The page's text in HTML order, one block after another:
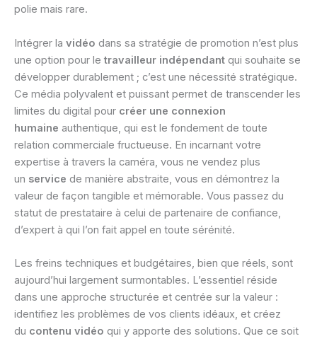
polie mais rare.
Intégrer la vidéo dans sa stratégie de promotion n’est plus
une option pour le travailleur indépendant qui souhaite se
développer durablement ; c’est une nécessité stratégique.
Ce média polyvalent et puissant permet de transcender les
limites du digital pour créer une connexion
humaine authentique, qui est le fondement de toute
relation commerciale fructueuse. En incarnant votre
expertise à travers la caméra, vous ne vendez plus
un service de manière abstraite, vous en démontrez la
valeur de façon tangible et mémorable. Vous passez du
statut de prestataire à celui de partenaire de confiance,
d’expert à qui l’on fait appel en toute sérénité.
Les freins techniques et budgétaires, bien que réels, sont
aujourd’hui largement surmontables. L’essentiel réside
dans une approche structurée et centrée sur la valeur :
identifiez les problèmes de vos clients idéaux, et créez
du contenu vidéo qui y apporte des solutions. Que ce soit